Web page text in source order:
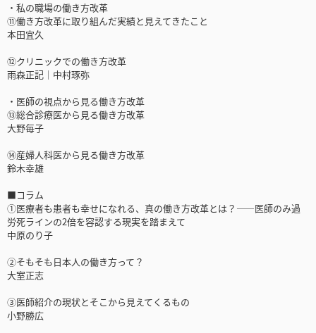
・私の職場の働き方改革
⑪働き方改革に取り組んだ実績と見えてきたこと
本田宜久
⑫クリニックでの働き方改革
雨森正記│中村琢弥
・医師の視点から見る働き方改革
⑬総合診療医から見る働き方改革
大野毎子
⑭産婦人科医から見る働き方改革
鈴木幸雄
■コラム
①医療者も患者も幸せになれる、真の働き方改革とは？――医師のみ過
労死ラインの2倍を容認する現実を踏まえて
中原のり子
②そもそも日本人の働き方って？
大室正志
③医師紹介の現状とそこから見えてくるもの
小野勝広